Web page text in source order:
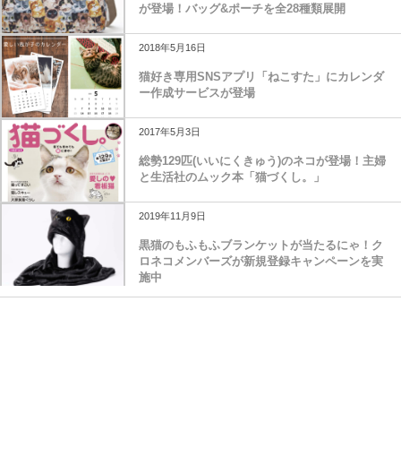
が登場！バッグ&ポーチを全28種類展開
2018年5月16日
猫好き専用SNSアプリ「ねこすた」にカレンダ
ー作成サービスが登場
2017年5月3日
総勢129匹(いいにくきゅう)のネコが登場！主婦
と生活社のムック本「猫づくし。」
2019年11月9日
黒猫のもふもふブランケットが当たるにゃ！ク
ロネコメンバーズが新規登録キャンペーンを実
施中